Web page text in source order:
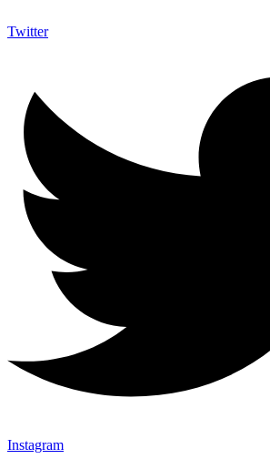
Twitter
Instagram